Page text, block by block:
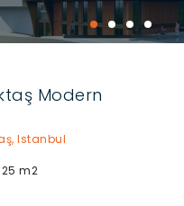
Modern
Istanbul
25 m2